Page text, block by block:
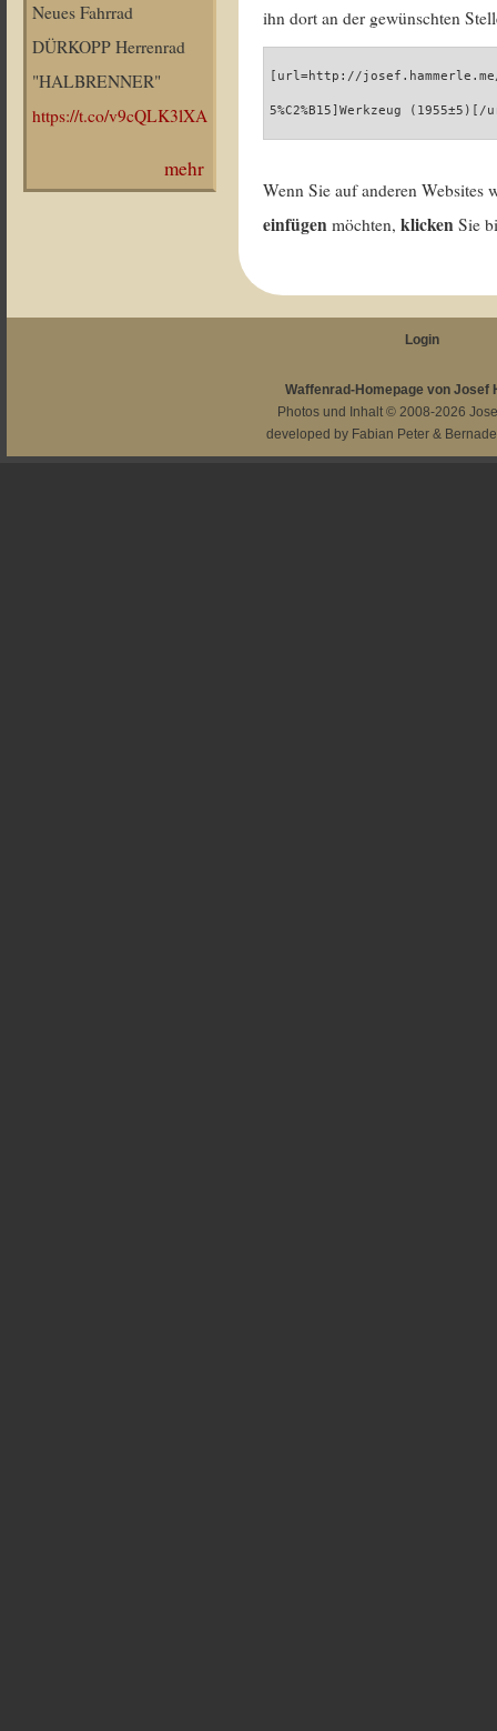
Neues Fahrrad
DÜRKOPP Herrenrad
"HALBRENNER"
https://t.co/v9cQLK3lXA
mehr
ihn dort an der gewünschten
[url=http://
5%C2%B15]Werkzeug
Wenn Sie auf anderen
einfügen möchten,klicken Sie
Login
Waffenrad-Homepage von Josef
Photos und Inhalt © 2008-2026
developed by Fabian Peter &